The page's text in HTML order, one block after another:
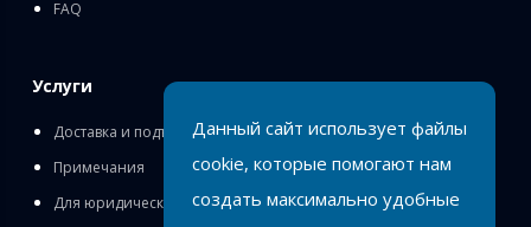
FAQ
Услуги
Доставка и подъём
Примечания
Для юридических лиц
Данный сайт использует файлы
cookie, которые помогают нам
создать максимально удобные